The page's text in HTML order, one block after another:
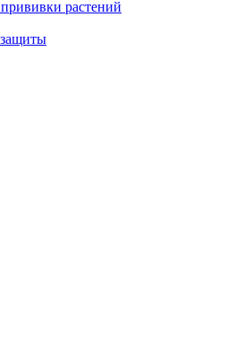
растений